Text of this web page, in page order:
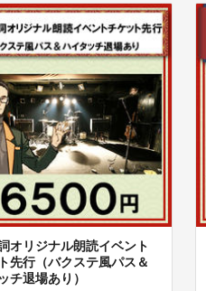
オリジナル朗読イベント
先行（バクステ風パス＆
チ退場あり）